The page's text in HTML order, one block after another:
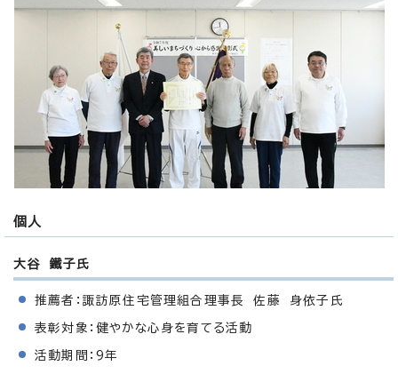
個人
大谷 鐵子氏
推薦者：諏訪原住宅管理組合理事長 佐藤 身依子氏
表彰対象：健やかな心身を育てる活動
活動期間：9年